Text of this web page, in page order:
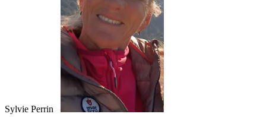
Sylvie Perrin